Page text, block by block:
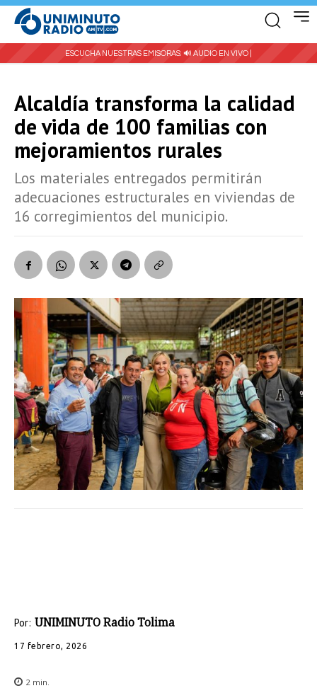
ESCUCHA NUESTRAS EMISORAS: 🔊 AUDIO EN VIVO |
Alcaldía transforma la calidad
de vida de 100 familias con
mejoramientos rurales
Los materiales entregados permitirán
adecuaciones estructurales en viviendas de
16 corregimientos del municipio.
Por: UNIMINUTO Radio Tolima
17 febrero, 2026
2 min.